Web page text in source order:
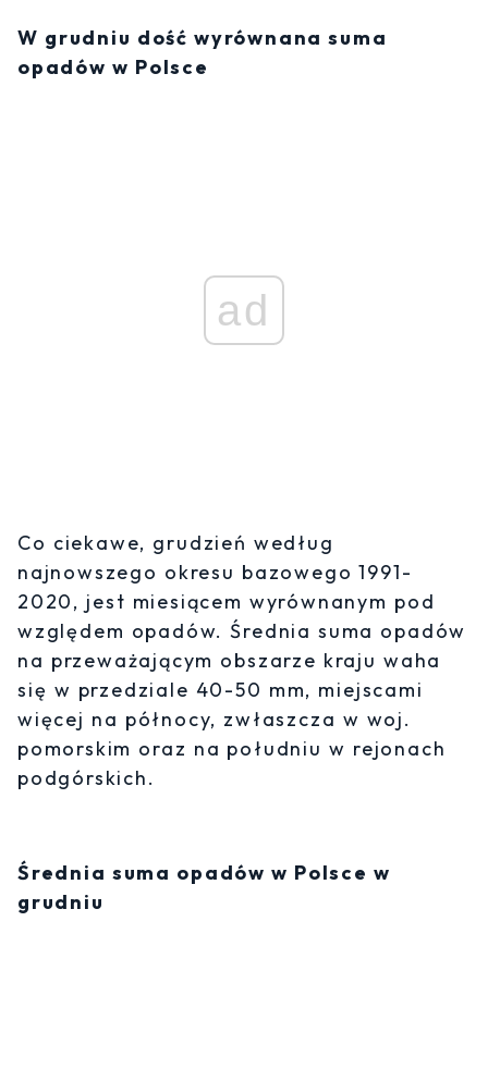
W grudniu dość wyrównana suma
opadów w Polsce
ad
Co ciekawe, grudzień według
najnowszego okresu bazowego 1991-
2020, jest miesiącem wyrównanym pod
względem opadów. Średnia suma opadów
na przeważającym obszarze kraju waha
się w przedziale 40-50 mm, miejscami
więcej na północy, zwłaszcza w woj.
pomorskim oraz na południu w rejonach
podgórskich.
Średnia suma opadów w Polsce w
grudniu